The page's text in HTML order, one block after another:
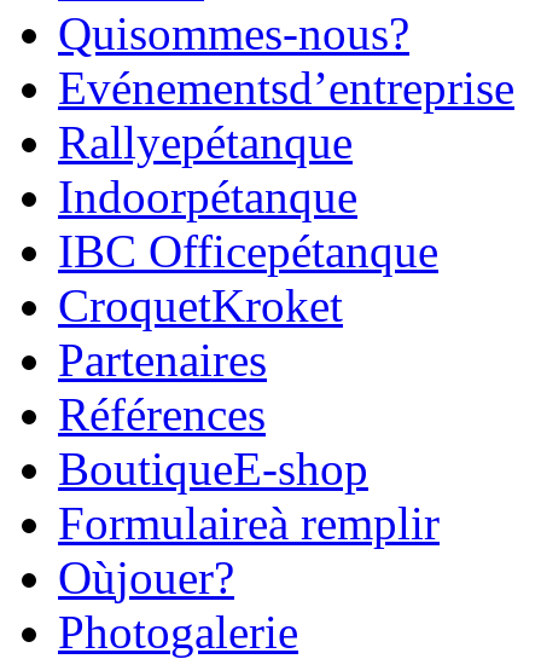
Quisommes-nous?
Evénementsd’entreprise
Rallyepétanque
Indoorpétanque
IBC Officepétanque
CroquetKroket
Partenaires
Références
BoutiqueE-shop
Formulaireà remplir
Oùjouer?
Photogalerie